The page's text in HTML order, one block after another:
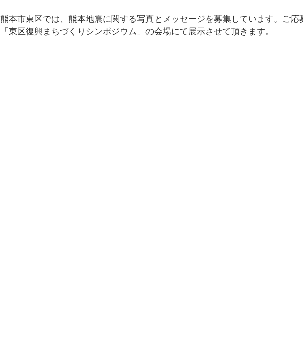
熊本市東区では、熊本地震に関する写真とメッセージを募集しています。ご応
「東区復興まちづくりシンポジウム」の会場にて展示させて頂きます。